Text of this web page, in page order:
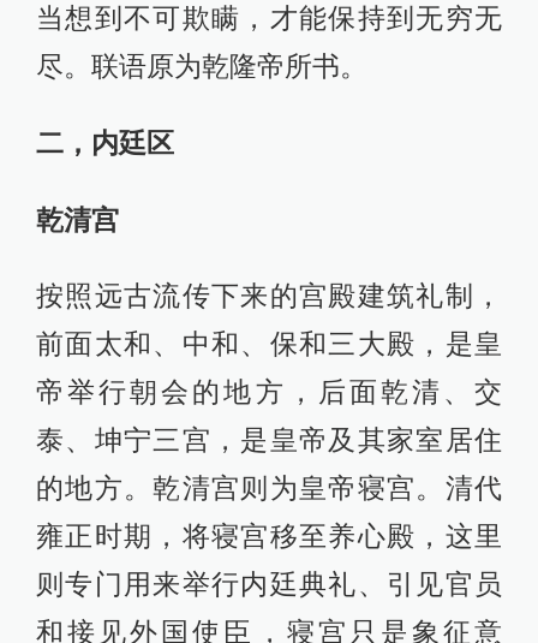
当想到不可欺瞒，才能保持到无穷无
尽。联语原为乾隆帝所书。
二，内廷区
乾清宫
按照远古流传下来的宫殿建筑礼制，
前面太和、中和、保和三大殿，是皇
帝举行朝会的地方，后面乾清、交
泰、坤宁三宫，是皇帝及其家室居住
的地方。乾清宫则为皇帝寝宫。清代
雍正时期，将寝宫移至养心殿，这里
则专门用来举行内廷典礼、引见官员
和接见外国使臣，寝宫只是象征意